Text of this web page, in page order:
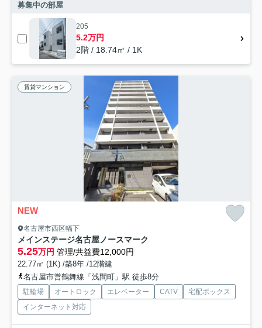
募集中の部屋
205
5.2万円
2階 / 18.74㎡ / 1K
賃貸マンション
NEW
名古屋市西区幅下
メインステージ名古屋ノースマーク
5.25万円 管理/共益費12,000円
22.77㎡ (1K) /築8年 /12階建
名古屋市営鶴舞線「浅間町」駅 徒歩8分
駐輪場 オートロック エレベーター CATV
宅配ボックス
インターネット対応